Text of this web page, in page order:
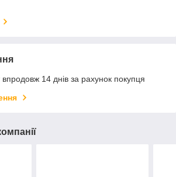
14 днів за рахунок покупця